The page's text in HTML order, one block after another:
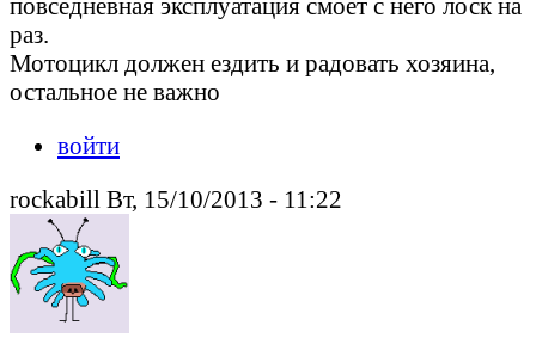
раз.
Мотоцикл должен ездить и радовать хозяина,
остальное не важно
войти
rockabill Вт, 15/10/2013 - 11:22